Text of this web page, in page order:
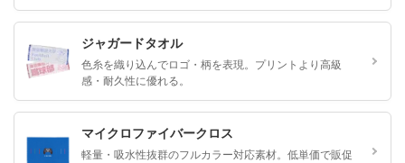
ジャガードタオル
色糸を織り込んでロゴ・柄を表現。プリントより高級
感・耐久性に優れる。
マイクロファイバークロス
軽量・吸水性抜群のフルカラー対応素材。低単価で販促